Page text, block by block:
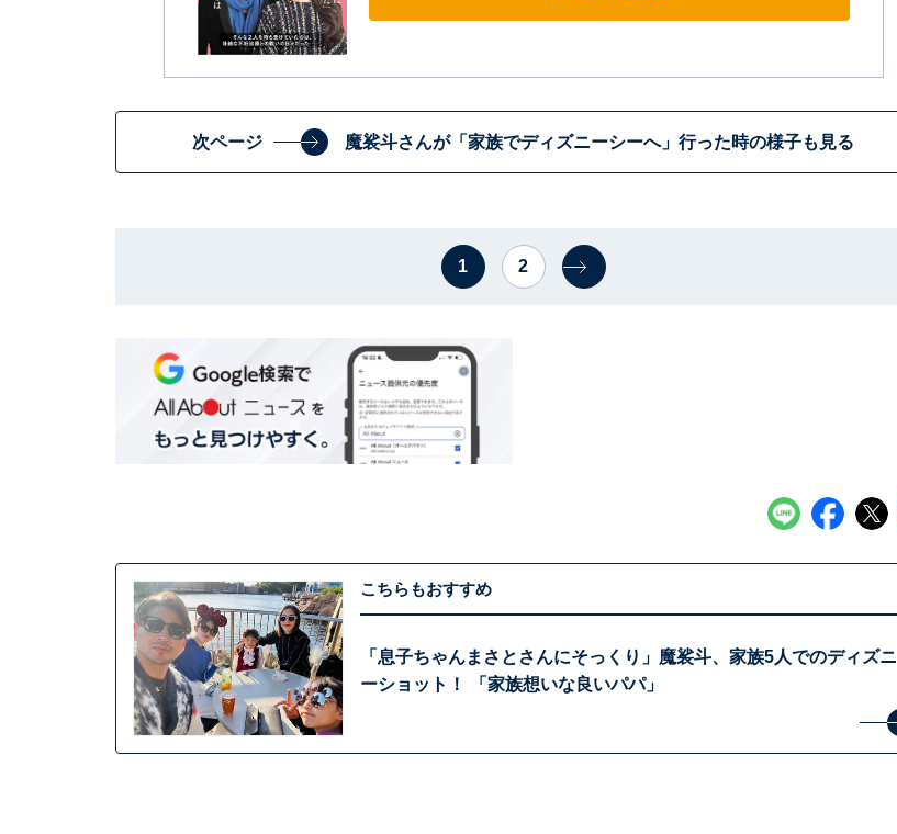
次ページ 魔裟斗さんが「家族でディズニーシーへ」行った時の様子も見る
1 2
こちらもおすすめ
「息子ちゃんまさとさんにそっくり」魔裟斗、家族5人でのディズニ
ーショット！ 「家族想いな良いパパ」